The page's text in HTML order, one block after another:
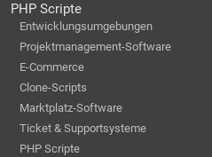
PHP Scripte
Entwicklungsumgebungen
Projektmanagement-Software
E-Commerce
Clone-Scripts
Marktplatz-Software
Ticket & Supportsysteme
PHP Scripte